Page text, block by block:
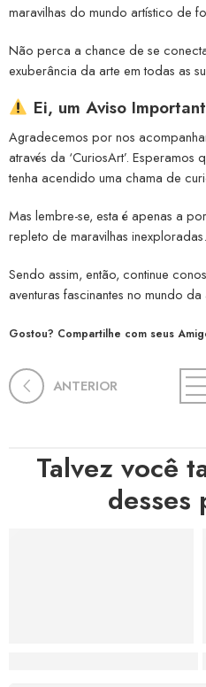
maravilhas do mundo artístico de
Não perca a chance de se
exuberância da arte em todas as
Ei, um Aviso
Agradecemos por nos
através da ‘CuriosArt’.
tenha acendido uma chama de
Mas lembre-se, esta é apenas a
repleto de maravilhas inexploradas.
Sendo assim, então, continue
aventuras fascinantes no mundo da
Gostou? Compartilhe com seus
ANTERIOR
Talvez você
desses